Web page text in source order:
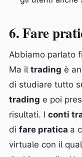
6. Fare
Abbiamo parlato
Ma il trading è
di studiare tutto
trading e poi
risultati. I conti
di fare pratica a
virtuale con il